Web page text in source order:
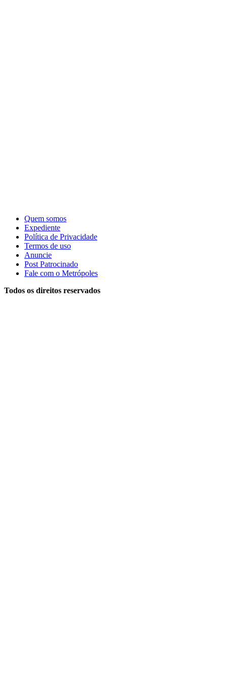
Quem somos
Expediente
Política de Privacidade
Termos de uso
Anuncie
Post Patrocinado
Fale com o Metrópoles
Todos os direitos reservados